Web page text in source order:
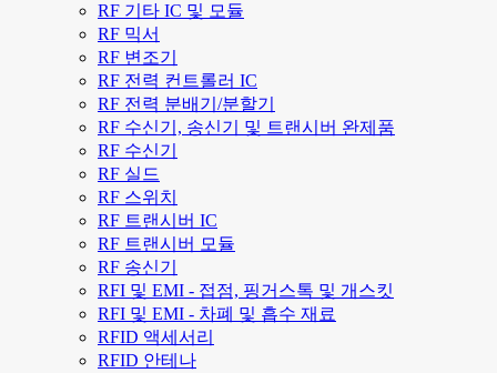
RF 기타 IC 및 모듈
RF 믹서
RF 변조기
RF 전력 컨트롤러 IC
RF 전력 분배기/분할기
RF 수신기, 송신기 및 트랜시버 완제품
RF 수신기
RF 실드
RF 스위치
RF 트랜시버 IC
RF 트랜시버 모듈
RF 송신기
RFI 및 EMI - 접점, 핑거스톡 및 개스킷
RFI 및 EMI - 차폐 및 흡수 재료
RFID 액세서리
RFID 안테나